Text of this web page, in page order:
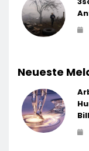
Neueste